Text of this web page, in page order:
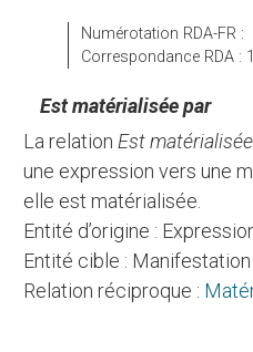
Numérotation RDA-FR :
Correspondance RDA
Est matérialisée par
La relation Est
une expression vers une
elle est matérialisée.
Entité d’origine :
Entité cible : Manifestation
Relation réciproque :